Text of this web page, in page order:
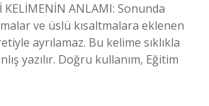
KELİMENİN ANLAMI: Sonunda
ve üslü kısaltmalara eklenen
ayrılamaz. Bu kelime sıklıkla
yazılır. Doğru kullanım, Eğitim